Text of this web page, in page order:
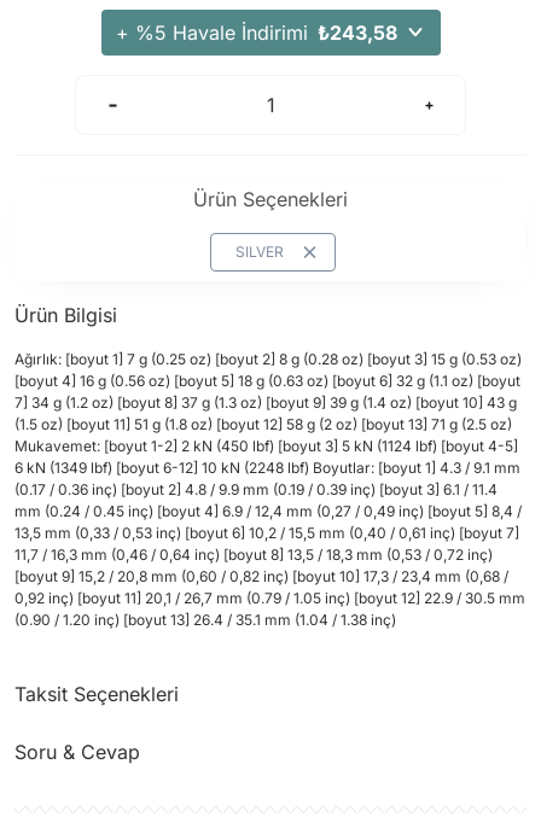
+ %5 Havale İndirimi ₺243,58
Ürün Seçenekleri
SILVER
Ürün Bilgisi
Ağırlık: [boyut 1] 7 g (0.25 oz) [boyut 2] 8 g (0.28 oz) [boyut 3] 15 g (0.53 oz)
[boyut 4] 16 g (0.56 oz) [boyut 5] 18 g (0.63 oz) [boyut 6] 32 g (1.1 oz) [boyut
7] 34 g (1.2 oz) [boyut 8] 37 g (1.3 oz) [boyut 9] 39 g (1.4 oz) [boyut 10] 43 g
(1.5 oz) [boyut 11] 51 g (1.8 oz) [boyut 12] 58 g (2 oz) [boyut 13] 71 g (2.5 oz)
Mukavemet: [boyut 1-2] 2 kN (450 lbf) [boyut 3] 5 kN (1124 lbf) [boyut 4-5]
6 kN (1349 lbf) [boyut 6-12] 10 kN (2248 lbf) Boyutlar: [boyut 1] 4.3 / 9.1 mm
(0.17 / 0.36 inç) [boyut 2] 4.8 / 9.9 mm (0.19 / 0.39 inç) [boyut 3] 6.1 / 11.4
mm (0.24 / 0.45 inç) [boyut 4] 6.9 / 12,4 mm (0,27 / 0,49 inç) [boyut 5] 8,4 /
13,5 mm (0,33 / 0,53 inç) [boyut 6] 10,2 / 15,5 mm (0,40 / 0,61 inç) [boyut 7]
11,7 / 16,3 mm (0,46 / 0,64 inç) [boyut 8] 13,5 / 18,3 mm (0,53 / 0,72 inç)
[boyut 9] 15,2 / 20,8 mm (0,60 / 0,82 inç) [boyut 10] 17,3 / 23,4 mm (0,68 /
0,92 inç) [boyut 11] 20,1 / 26,7 mm (0.79 / 1.05 inç) [boyut 12] 22.9 / 30.5 mm
(0.90 / 1.20 inç) [boyut 13] 26.4 / 35.1 mm (1.04 / 1.38 inç)
Taksit Seçenekleri
Soru & Cevap